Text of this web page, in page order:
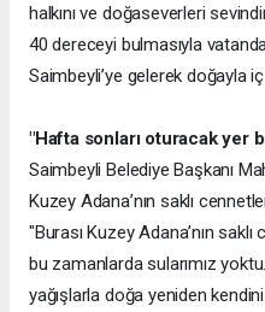
halkını ve doğaseverleri
40 dereceyi bulmasıyla
Saimbeyli’ye gelerek doğayla
"Hafta sonları oturacak yer
Saimbeyli Belediye Başkanı
Kuzey Adana’nın saklı
"Burası Kuzey Adana’nın
bu zamanlarda sularımız
yağışlarla doğa yeniden